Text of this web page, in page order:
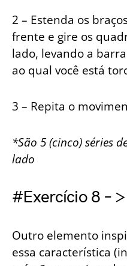
2 – Estenda os
frente e gire os
lado, levando a
ao qual você está
3 – Repita o
*São 5 (cinco) séries
lado
#Exercício 8 –
Outro elemento
essa característica